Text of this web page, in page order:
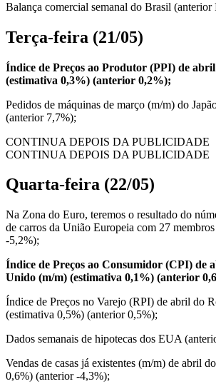
Balança comercial semanal do Brasil (anterior
Terça-feira (21/05)
Índice de Preços ao Produtor (PPI) de
(estimativa 0,3%) (anterior 0,2%);
Pedidos de máquinas de março (m/m) do
(anterior 7,7%);
CONTINUA DEPOIS DA PUBLICIDADE
CONTINUA DEPOIS DA PUBLICIDADE
Quarta-feira (22/05)
Na Zona do Euro, teremos o resultado do
de carros da União Europeia com 27
-5,2%);
Índice de Preços ao Consumidor (CPI) de
Unido (m/m) (estimativa 0,1%) (anterior
Índice de Preços no Varejo (RPI) de abril do
(estimativa 0,5%) (anterior 0,5%);
Dados semanais de hipotecas dos EUA
Vendas de casas já existentes (m/m) de abril
0,6%) (anterior -4,3%);